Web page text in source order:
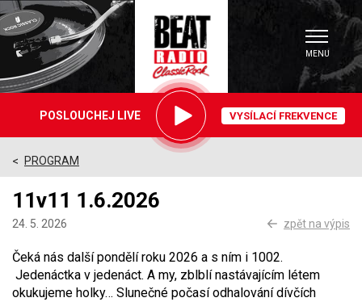
hrajemePOSLOUCHEJ LIVE VYSÍLACÍ FREKVENCE
MENU
PROGRAM
>
11v11 1.6.2026
24. 5. 2026 zpět na výpis
Čeká nás další pondělí roku 2026 a s ním i 1002.
Jedenáctka v jedenáct. A my, zblblí nastávajícím létem
okukujeme holky… Slunečné počasí odhalování dívčích